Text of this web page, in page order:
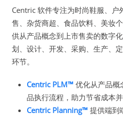
Centric 软件专注为时尚鞋服、户
售、杂货商超、食品饮料、美妆
供从产品概念到上市售卖的数字
划、设计、开发、采购、生产、
环节。
Centric PLM™ 优化从产品概
品执行流程，助力节省成本并
Centric Planning™ 提供端到